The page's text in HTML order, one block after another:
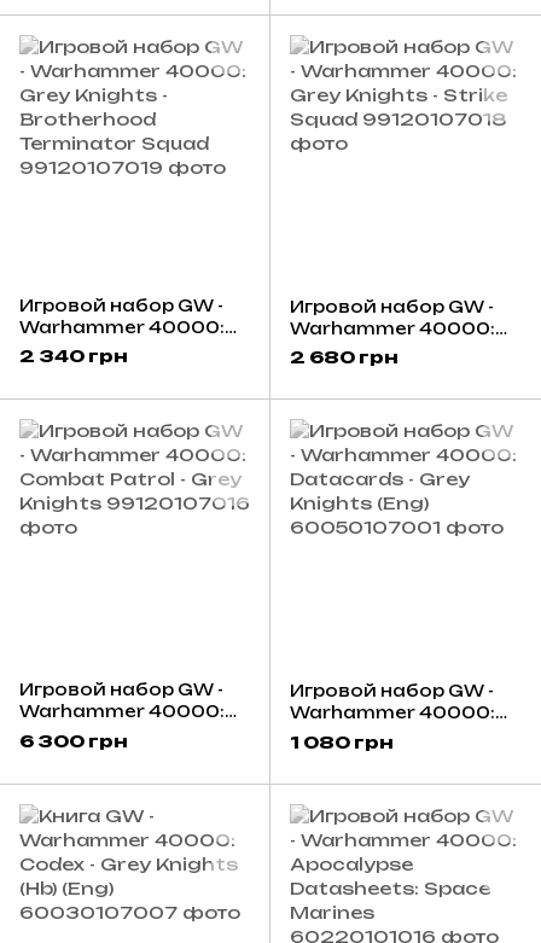
Игровой набор GW -
Warhammer 40000:
Grey Knights -
Brotherhood
2 340 грн
Игровой набор GW -
Warhammer 40000:
Grey Knights - Strike
2 680 грн
Игровой набор GW -
Warhammer 40000:
Combat Patrol - Grey
6 300 грн
Игровой набор GW -
Warhammer 40000:
Datacards - Grey
Knights (Eng)
1 080 грн